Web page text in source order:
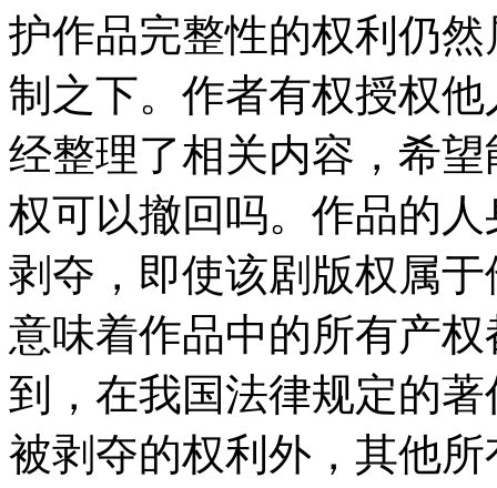
护作品完整性的权利仍
制之下。作者有权授权
经整理了相关内容，希
权可以撤回吗。作品的
剥夺，即使该剧版权属
意味着作品中的所有产
到，在我国法律规定的
被剥夺的权利外，其他